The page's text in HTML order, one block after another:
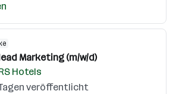
Marketing (m/w/d)
Hotels
veröffentlicht